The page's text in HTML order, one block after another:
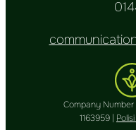
Company
1163959 |